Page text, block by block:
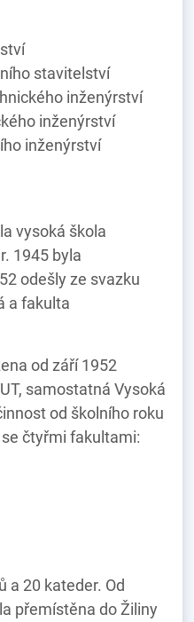
stavitelství
inženýrství
inženýrství
inženýrství
vysoká škola
1945 byla
odešly ze svazku
a fakulta
od září 1952
samostatná Vysoká
od školního roku
čtyřmi fakultami:
a 20 kateder. Od
přemístěna do Žiliny